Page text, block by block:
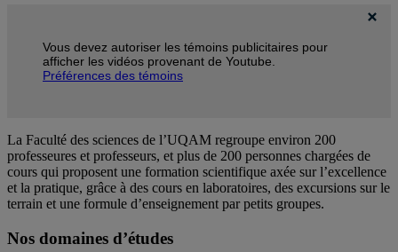
Vous devez autoriser les témoins publicitaires pour
afficher les vidéos provenant de Youtube.
Préférences des témoins
La Faculté des sciences de l’UQAM regroupe environ 200
professeures et professeurs, et plus de 200 personnes chargées de
cours qui proposent une formation scientifique axée sur l’excellence
et la pratique, grâce à des cours en laboratoires, des excursions sur le
terrain et une formule d’enseignement par petits groupes.
Nos domaines d’études